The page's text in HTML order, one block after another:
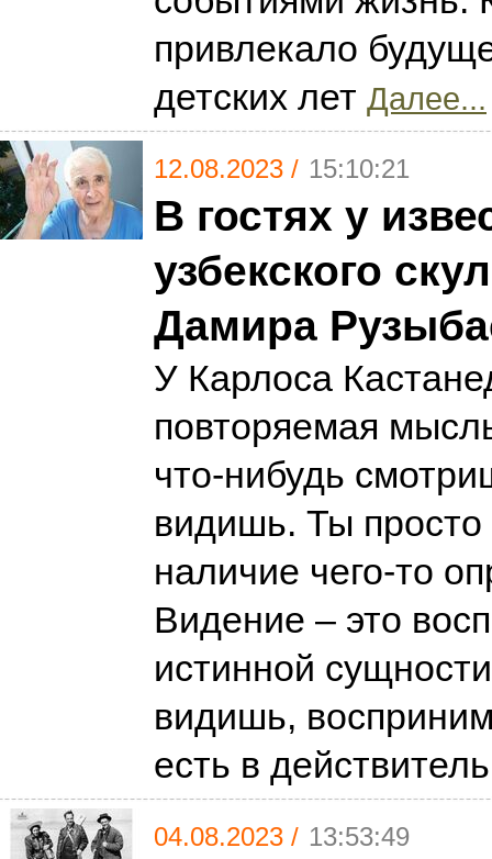
привлекало
детских лет Далее...
12.08.2023 / 15:10:21
В гостях у
узбекского
Дамира
У Карлоса
повторяемая
что-нибудь
видишь. Ты просто
наличие чего-то
Видение – это
истинной
видишь,
есть в
04.08.2023 / 13:53:49